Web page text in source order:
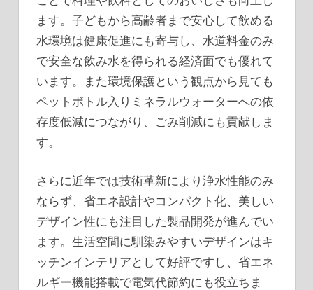
ます。子どもから高齢者まで安心して飲める
水環境は健康促進にも寄与し、水道料金のみ
で安全な飲み水を得られる経済面でも優れて
います。また環境保護という観点から見ても
ペットボトル入りミネラルウォーターへの依
存度低減につながり、ごみ削減にも貢献しま
す。
さらに近年では技術革新により浄水性能のみ
ならず、省エネ設計やコンパクト化、美しい
デザイン性にも注目した製品開発が進んでい
ます。生活空間に馴染みやすいデザインはキ
ッチンインテリアとして好評ですし、省エネ
ルギー機能搭載で電気代節約にも役立ちま